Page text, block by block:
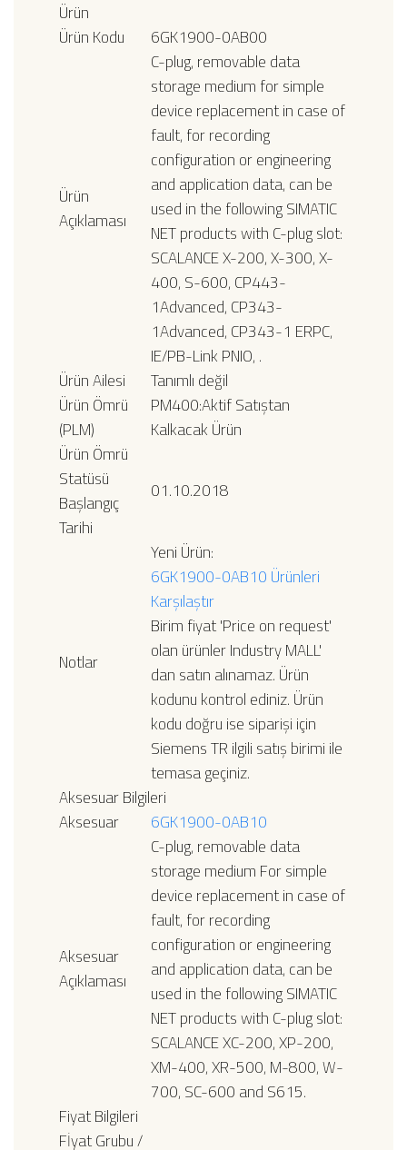
Ürün
Ürün Kodu
6GK1900-0AB00
Ürün
Açıklaması
C-plug, removable data
storage medium for simple
device replacement in case of
fault, for recording
configuration or engineering
and application data, can be
used in the following SIMATIC
NET products with C-plug slot:
SCALANCE X-200, X-300, X-
400, S-600, CP443-
1Advanced, CP343-
1Advanced, CP343-1 ERPC,
IE/PB-Link PNIO, .
Ürün Ailesi
Tanımlı değil
Ürün Ömrü
(PLM)
PM400:Aktif Satıştan
Kalkacak Ürün
Ürün Ömrü
Statüsü
Başlangıç
Tarihi
01.10.2018
Notlar
Yeni Ürün:
6GK1900-0AB10 Ürünleri
Karşılaştır
Birim fiyat 'Price on request'
olan ürünler Industry MALL'
dan satın alınamaz. Ürün
kodunu kontrol ediniz. Ürün
kodu doğru ise siparişi için
Siemens TR ilgili satış birimi ile
temasa geçiniz.
Aksesuar Bilgileri
Aksesuar
6GK1900-0AB10
Aksesuar
Açıklaması
C-plug, removable data
storage medium For simple
device replacement in case of
fault, for recording
configuration or engineering
and application data, can be
used in the following SIMATIC
NET products with C-plug slot:
SCALANCE XC-200, XP-200,
XM-400, XR-500, M-800, W-
700, SC-600 and S615.
Fiyat Bilgileri
Fİyat Grubu /